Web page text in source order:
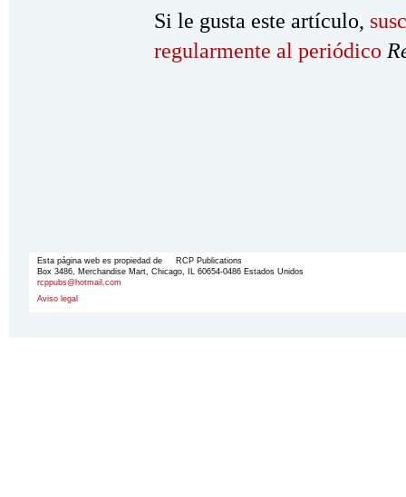
Si le gusta este artículo,
regularmente al periódico
Esta página web es propiedad de RCP Publications
Box 3486, Merchandise Mart, Chicago, IL 60654-0486 Estados Unidos
rcppubs@hotmail.com
Aviso legal